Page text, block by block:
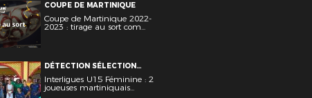
COUPE DE MARTINIQUE
Coupe de Martinique 2022-
2023 : tirage au sort com...
DÉTECTION SÉLECTION
DIRECTION TECHNIQUE
RÉGIONALE FÉMININES
JEUNES U-15
Interligues U15 Féminine : 2
joueuses martiniquais...